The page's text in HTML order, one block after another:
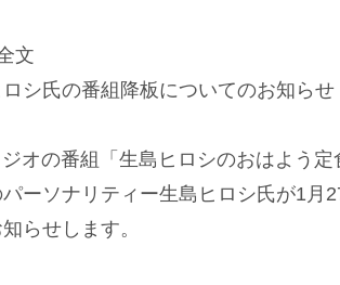
文
シ氏の番組降板についてのお知らせ
オの番組「生島ヒロシのおはよう
ーソナリティー生島ヒロシ氏が1月
らせします。